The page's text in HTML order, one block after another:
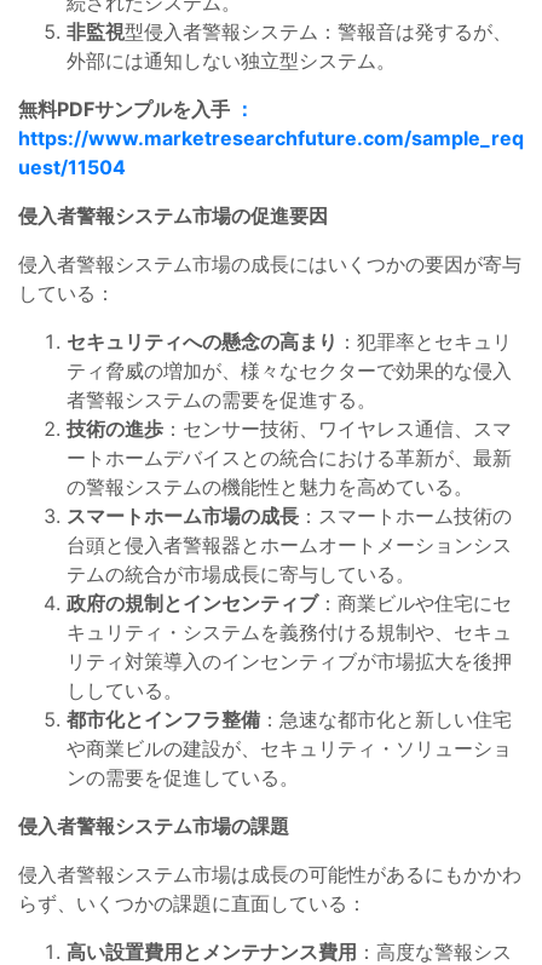
非監視型侵入者警報システム：警報音は発するが、
外部には通知しない独立型システム。
無料PDFサンプルを入手 ：
https://www.marketresearchfuture.com/sample_req
uest/11504
侵入者警報システム市場の促進要因
侵入者警報システム市場の成長にはいくつかの要因が寄与
している：
セキュリティへの懸念の高まり ：犯罪率とセキュリ
ティ脅威の増加が、様々なセクターで効果的な侵入
者警報システムの需要を促進する。
技術の進歩 ：センサー技術、ワイヤレス通信、スマ
ートホームデバイスとの統合における革新が、最新
の警報システムの機能性と魅力を高めている。
スマートホーム市場の成長 ：スマートホーム技術の
台頭と侵入者警報器とホームオートメーションシス
テムの統合が市場成長に寄与している。
政府の規制とインセンティブ：商業ビルや住宅にセ
キュリティ・システムを義務付ける規制や、セキュ
リティ対策導入のインセンティブが市場拡大を後押
ししている。
都市化とインフラ整備 ：急速な都市化と新しい住宅
や商業ビルの建設が、セキュリティ・ソリューショ
ンの需要を促進している。
侵入者警報システム市場の課題
侵入者警報システム市場は成長の可能性があるにもかかわ
らず、いくつかの課題に直面している：
高い設置費用とメンテナンス費用 ：高度な警報シス